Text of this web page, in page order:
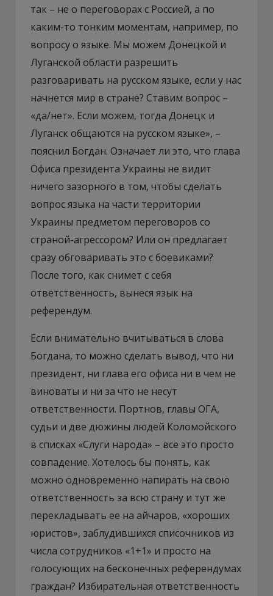
так – не о переговорах с Россией, а по
каким-то тонким моментам, например, по
вопросу о языке. Мы можем Донецкой и
Луганской области разрешить
разговаривать на русском языке, если у нас
начнется мир в стране? Ставим вопрос –
«да/нет». Если можем, тогда Донецк и
Луганск общаются на русском языке», –
пояснил Богдан. Означает ли это, что глава
Офиса президента Украины не видит
ничего зазорного в том, чтобы сделать
вопрос языка на части территории
Украины предметом переговоров со
страной-агрессором? Или он предлагает
сразу обговаривать это с боевиками?
После того, как снимет с себя
ответственность, вынеся язык на
референдум.
Если внимательно вчитываться в слова
Богдана, то можно сделать вывод, что ни
президент, ни глава его офиса ни в чем не
виноваты и ни за что не несут
ответственности. Портнов, главы ОГА,
судьи и две дюжины людей Коломойского
в списках «Слуги народа» – все это просто
совпадение. Хотелось бы понять, как
можно одновременно напирать на свою
ответственность за всю страну и тут же
перекладывать ее на айчаров, «хороших
юристов», заблудившихся списочников из
числа сотрудников «1+1» и просто на
голосующих на бесконечных референдумах
граждан? Избирательная ответственность